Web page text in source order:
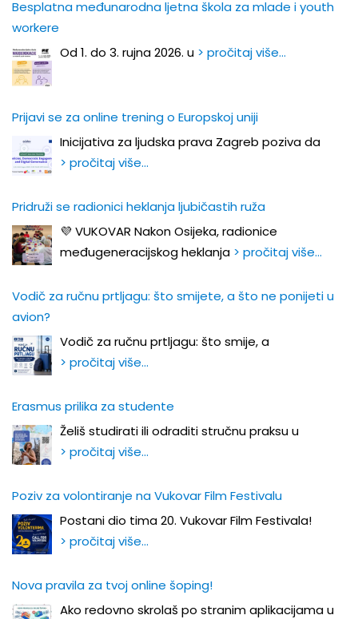
Besplatna međunarodna ljetna škola za mlade i youth
workere
Od 1. do 3. rujna 2026. u > pročitaj više…
Prijavi se za online trening o Europskoj uniji
Inicijativa za ljudska prava Zagreb poziva da
> pročitaj više…
Pridruži se radionici heklanja ljubičastih ruža
💜 VUKOVAR Nakon Osijeka, radionice
međugeneracijskog heklanja > pročitaj više…
Vodič za ručnu prtljagu: što smijete, a što ne ponijeti u
avion?
Vodič za ručnu prtljagu: što smije, a
> pročitaj više…
Erasmus prilika za studente
Želiš studirati ili odraditi stručnu praksu u
> pročitaj više…
Poziv za volontiranje na Vukovar Film Festivalu
Postani dio tima 20. Vukovar Film Festivala!
> pročitaj više…
Nova pravila za tvoj online šoping!
Ako redovno skrolaš po stranim aplikacijama u